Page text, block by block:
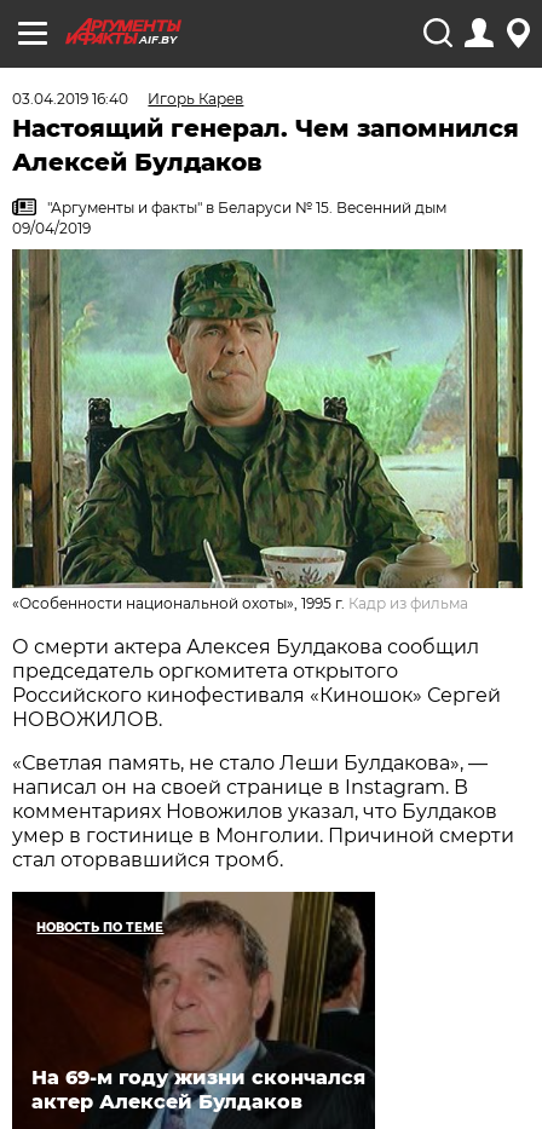
AIF.BY
03.04.2019 16:40 Игорь Карев
Настоящий генерал. Чем запомнился
Алексей Булдаков
"Аргументы и факты" в Беларуси № 15. Весенний дым
09/04/2019
«Особенности национальной охоты», 1995 г. Кадр из фильма
О смерти актера Алексея Булдакова сообщил
председатель оргкомитета открытого
Российского кинофестиваля «Киношок» Сергей
НОВОЖИЛОВ.
«Светлая память, не стало Леши Булдакова», —
написал он на своей странице в Instagram. В
комментариях Новожилов указал, что Булдаков
умер в гостинице в Монголии. Причиной смерти
стал оторвавшийся тромб.
НОВОСТЬ ПО ТЕМЕ
На 69-м году жизни скончался
актер Алексей Булдаков